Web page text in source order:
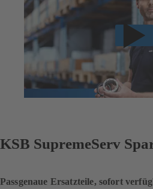
KSB SupremeServ
Passgenaue Ersatzteile, sofort